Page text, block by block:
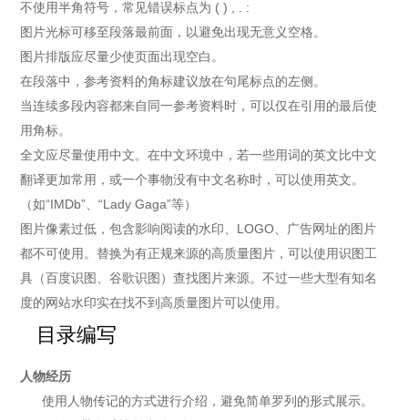
不使用半角符号，常见错误标点为 ( ) , . :
图片光标可移至段落最前面，以避免出现无意义空格。
图片排版应尽量少使页面出现空白。
在段落中，参考资料的角标建议放在句尾标点的左侧。
当连续多段内容都来自同一参考资料时，可以仅在引用的最后使
用角标。
全文应尽量使用中文。在中文环境中，若一些用词的英文比中文
翻译更加常用，或一个事物没有中文名称时，可以使用英文。
（如“IMDb”、“Lady Gaga”等）
图片像素过低，包含影响阅读的水印、LOGO、广告网址的图片
都不可使用。替换为有正规来源的高质量图片，可以使用识图工
具（百度识图、谷歌识图）查找图片来源。不过一些大型有知名
度的网站水印实在找不到高质量图片可以使用。
目录编写
人物经历
使用人物传记的方式进行介绍，避免简单罗列的形式展示。